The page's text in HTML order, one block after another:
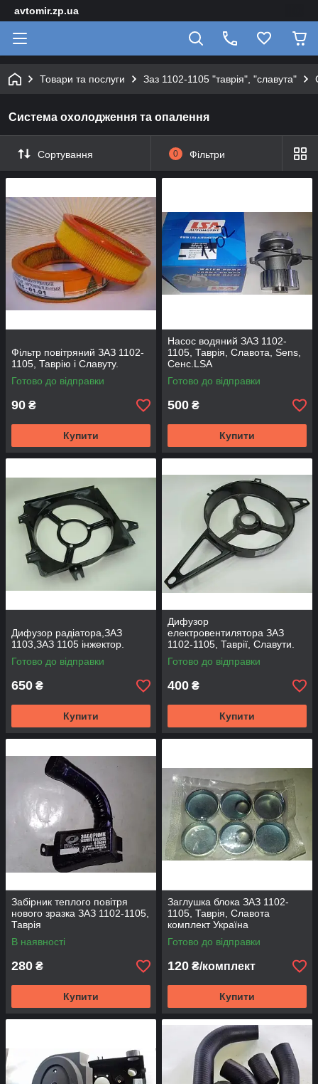
avtomir.zp.ua
Товари та послуги Заз 1102-1105 "таврія", "славута"
Система охолодження та опалення
Сортування 0 Фільтри
Фільтр повітряний ЗАЗ 1102-
1105, Таврію і Славуту.
Готово до відправки
90 ₴
Купити
Насос водяний ЗАЗ 1102-
1105, Таврія, Славота, Sens,
Сенс.LSA
Готово до відправки
500 ₴
Купити
Дифузор радіатора,ЗАЗ
1103,ЗАЗ 1105 інжектор.
Готово до відправки
650 ₴
Купити
Дифузор
електровентилятора ЗАЗ
1102-1105, Таврії, Славути.
Готово до відправки
400 ₴
Купити
Забірник теплого повітря
нового зразка ЗАЗ 1102-1105,
Таврія
В наявності
280 ₴
Купити
Заглушка блока ЗАЗ 1102-
1105, Таврія, Славота
комплект Україна
Готово до відправки
120 ₴/комплект
Купити